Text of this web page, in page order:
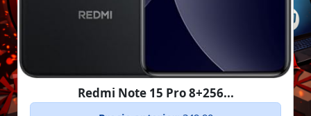
Redmi Note 15 Pro 8+256...